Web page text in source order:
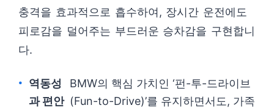
충격을 효과적으로 흡수하여, 장시간 운전에도
피로감을 덜어주는 부드러운 승차감을 구현합니
다.
역동성
과 편안
BMW의 핵심 가치인 ‘펀-투-드라이브
(Fun-to-Drive)’를 유지하면서도, 가족